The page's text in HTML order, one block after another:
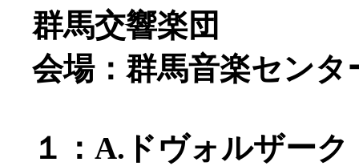
群馬交響楽団
会場：群馬音楽センタ
１：A.ドヴォルザー